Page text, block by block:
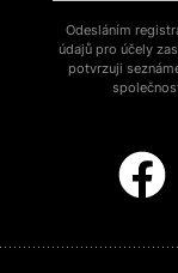
Odesláním
údajů pro účely
potvrzuji